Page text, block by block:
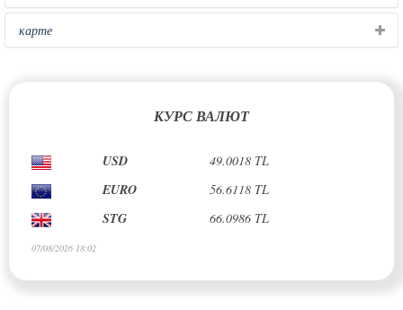
карте
КУРС ВАЛЮТ
USD 49.0018 TL
EURO 56.6118 TL
STG 66.0986 TL
07/08/2026 18:02